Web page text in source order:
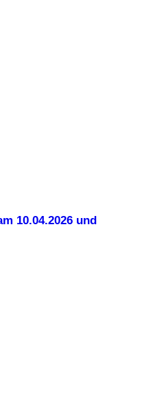
10.04.2026 und